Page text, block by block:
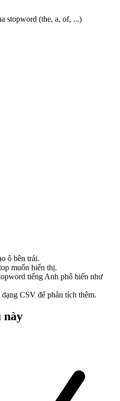
stopword (the, a, of, ...)
ô bên trái.
muốn hiển thị.
tiếng Anh phổ biến như
CSV để phân tích thêm.
này